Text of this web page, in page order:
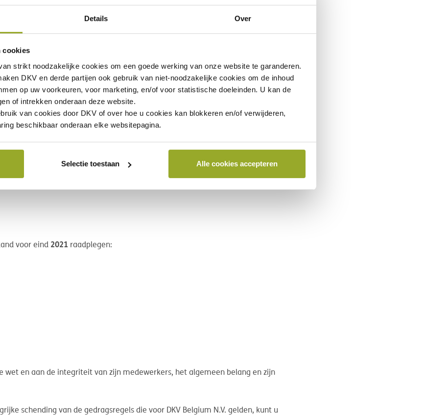
Details Over
cookies
strikt noodzakelijke cookies om een goede werking van onze website te garanderen.
DKV en derde partijen ook gebruik van niet-noodzakelijke cookies om de inhoud
op uw voorkeuren, voor marketing, en/of voor statistische doeleinden. U kan de
of intrekken onderaan deze website.
van cookies door DKV of over hoe u cookies kan blokkeren en/of verwijderen,
beschikbaar onderaan elke websitepagina.
Selectie toestaan Alle cookies accepteren
voor eind
voor eind2022raadplegen:
voor eind 2021 raadplegen:
wet en aan de integriteit van zijn medewerkers, het algemeen belang en zijn
schending van de gedragsregels die voor DKV Belgium N.V. gelden, kunt u